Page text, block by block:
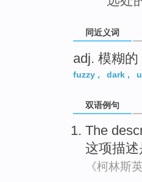
同近义词
adj. 模糊
fuzzy , dark ,
双语例句
The
这项描述
《柯林斯